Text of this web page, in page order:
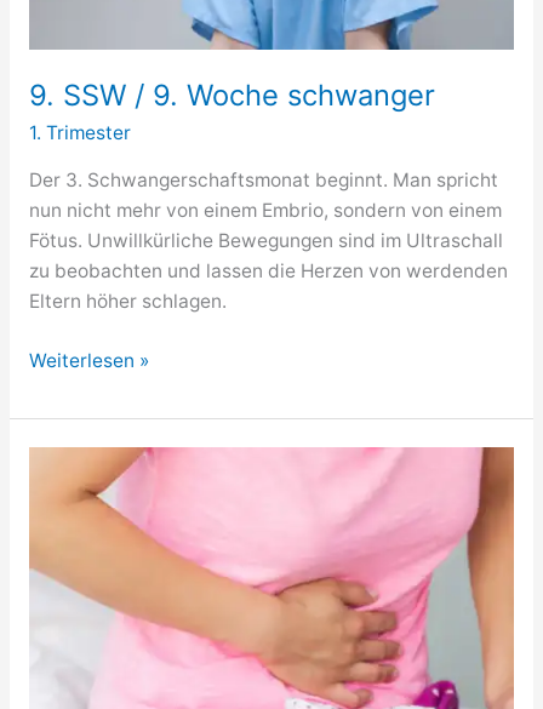
9. SSW / 9. Woche schwanger
1. Trimester
Der 3. Schwangerschaftsmonat beginnt. Man spricht
nun nicht mehr von einem Embrio, sondern von einem
Fötus. Unwillkürliche Bewegungen sind im Ultraschall
zu beobachten und lassen die Herzen von werdenden
Eltern höher schlagen.
9.
/
9.
Woche
schwanger
Weiterlesen »